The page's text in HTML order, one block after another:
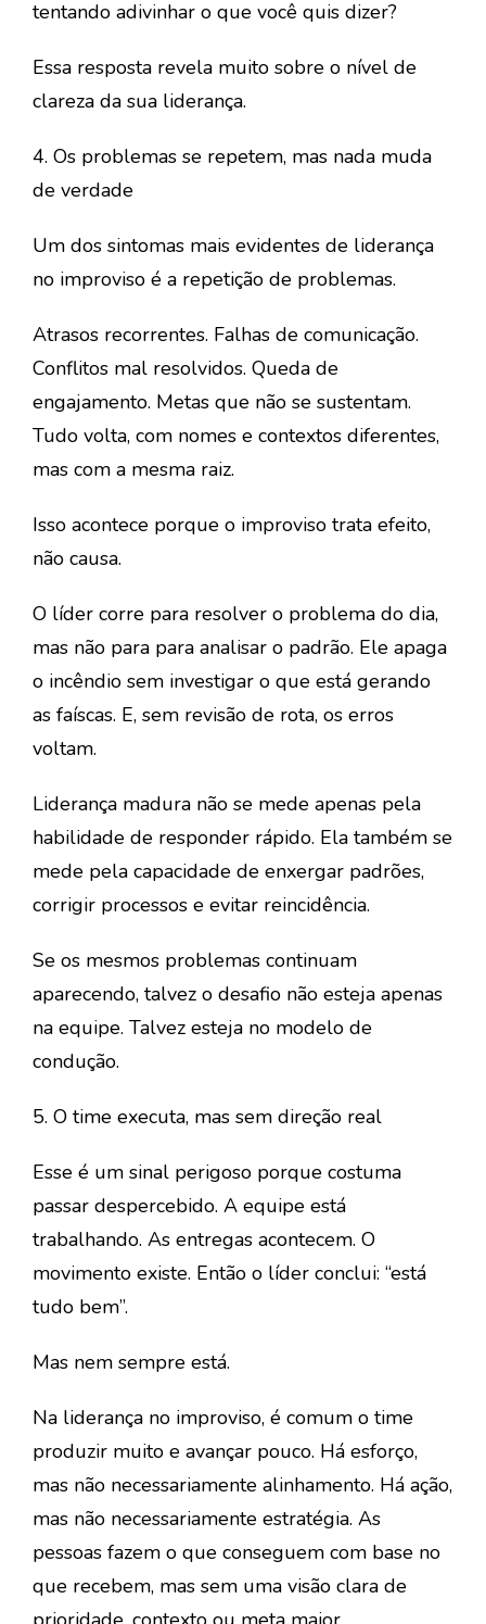
tentando adivinhar o que você quis dizer?
Essa resposta revela muito sobre o nível de
clareza da sua liderança.
4. Os problemas se repetem, mas nada muda
de verdade
Um dos sintomas mais evidentes de liderança
no improviso é a repetição de problemas.
Atrasos recorrentes. Falhas de comunicação.
Conflitos mal resolvidos. Queda de
engajamento. Metas que não se sustentam.
Tudo volta, com nomes e contextos diferentes,
mas com a mesma raiz.
Isso acontece porque o improviso trata efeito,
não causa.
O líder corre para resolver o problema do dia,
mas não para para analisar o padrão. Ele apaga
o incêndio sem investigar o que está gerando
as faíscas. E, sem revisão de rota, os erros
voltam.
Liderança madura não se mede apenas pela
habilidade de responder rápido. Ela também se
mede pela capacidade de enxergar padrões,
corrigir processos e evitar reincidência.
Se os mesmos problemas continuam
aparecendo, talvez o desafio não esteja apenas
na equipe. Talvez esteja no modelo de
condução.
5. O time executa, mas sem direção real
Esse é um sinal perigoso porque costuma
passar despercebido. A equipe está
trabalhando. As entregas acontecem. O
movimento existe. Então o líder conclui: “está
tudo bem”.
Mas nem sempre está.
Na liderança no improviso, é comum o time
produzir muito e avançar pouco. Há esforço,
mas não necessariamente alinhamento. Há ação,
mas não necessariamente estratégia. As
pessoas fazem o que conseguem com base no
que recebem, mas sem uma visão clara de